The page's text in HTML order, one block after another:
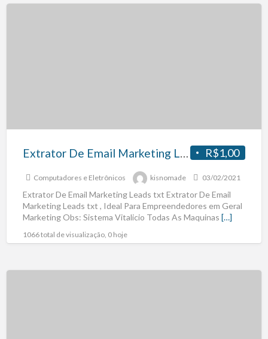
R$1,00
Extrator De Email Marketing Leads txt
Computadores e Eletrônicos kisnomade 03/02/2021
Extrator De Email Marketing Leads txt Extrator De Email
Marketing Leads txt , Ideal Para Empreendedores em Geral
Marketing Obs: Sistema Vitalicio Todas As Maquinas […]
1066 total de visualização, 0 hoje